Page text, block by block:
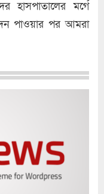
হাসপাতালের মর্গে
পাওয়ার পর আমরা